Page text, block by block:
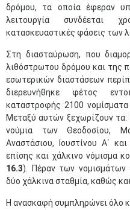
δρόμου, τα οποία έφεραν
λειτουργία συνδέεται
κατασκευαστικές φάσεις των
Στη διασταύρωση, που
λιθόστρωτου δρόμου και της
εσωτερικών διαστάσεων
διερευνήθηκε φέτος
καταστροφής 2100
Μεταξύ αυτών ξεχωρίζουν
νούμια των Θεοδοσίου,
Αναστάσιου, Ιουστίνου Α΄
επίσης και χάλκινο νόμισμα
16.3). Πέραν των νομισμάτων
δύο χάλκινα σταθμία, καθώς
Η ανασκαφή συμπληρώνει όλο